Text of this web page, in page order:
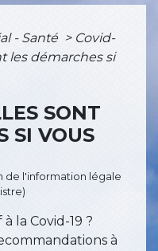
- Santé > Covid-
les démarches si
SONT
SI VOUS
de l'information légale
la Covid-19 ?
à